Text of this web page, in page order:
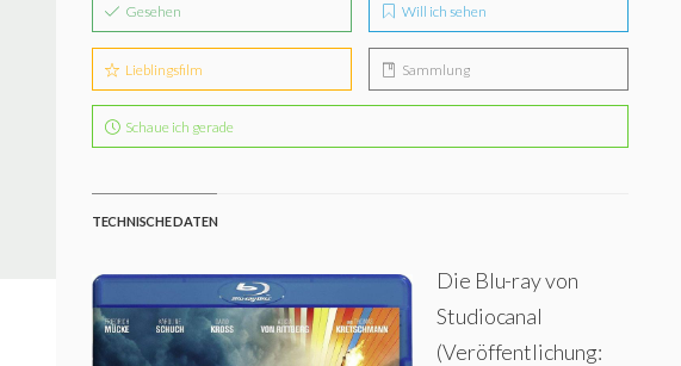
Gesehen Will ich sehen
Lieblingsfilm Sammlung
Schaue ich gerade
TECHNISCHE DATEN
Die Blu-ray von
Studiocanal
(Veröffentlichung: